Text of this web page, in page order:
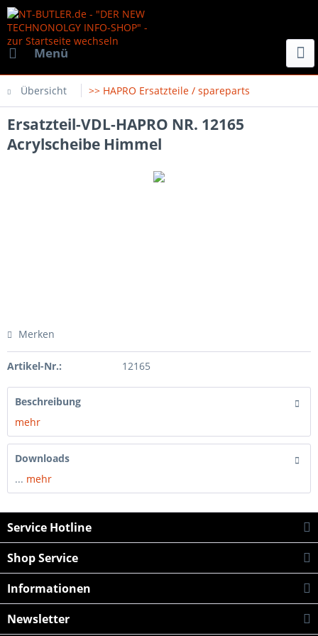
Menü
Übersicht >> HAPRO Ersatzteile / spareparts
Ersatzteil-VDL-HAPRO NR. 12165
Acrylscheibe Himmel
Merken
Artikel-Nr.: 12165
Beschreibung
mehr
Downloads
... mehr
Service Hotline
Shop Service
Informationen
Newsletter